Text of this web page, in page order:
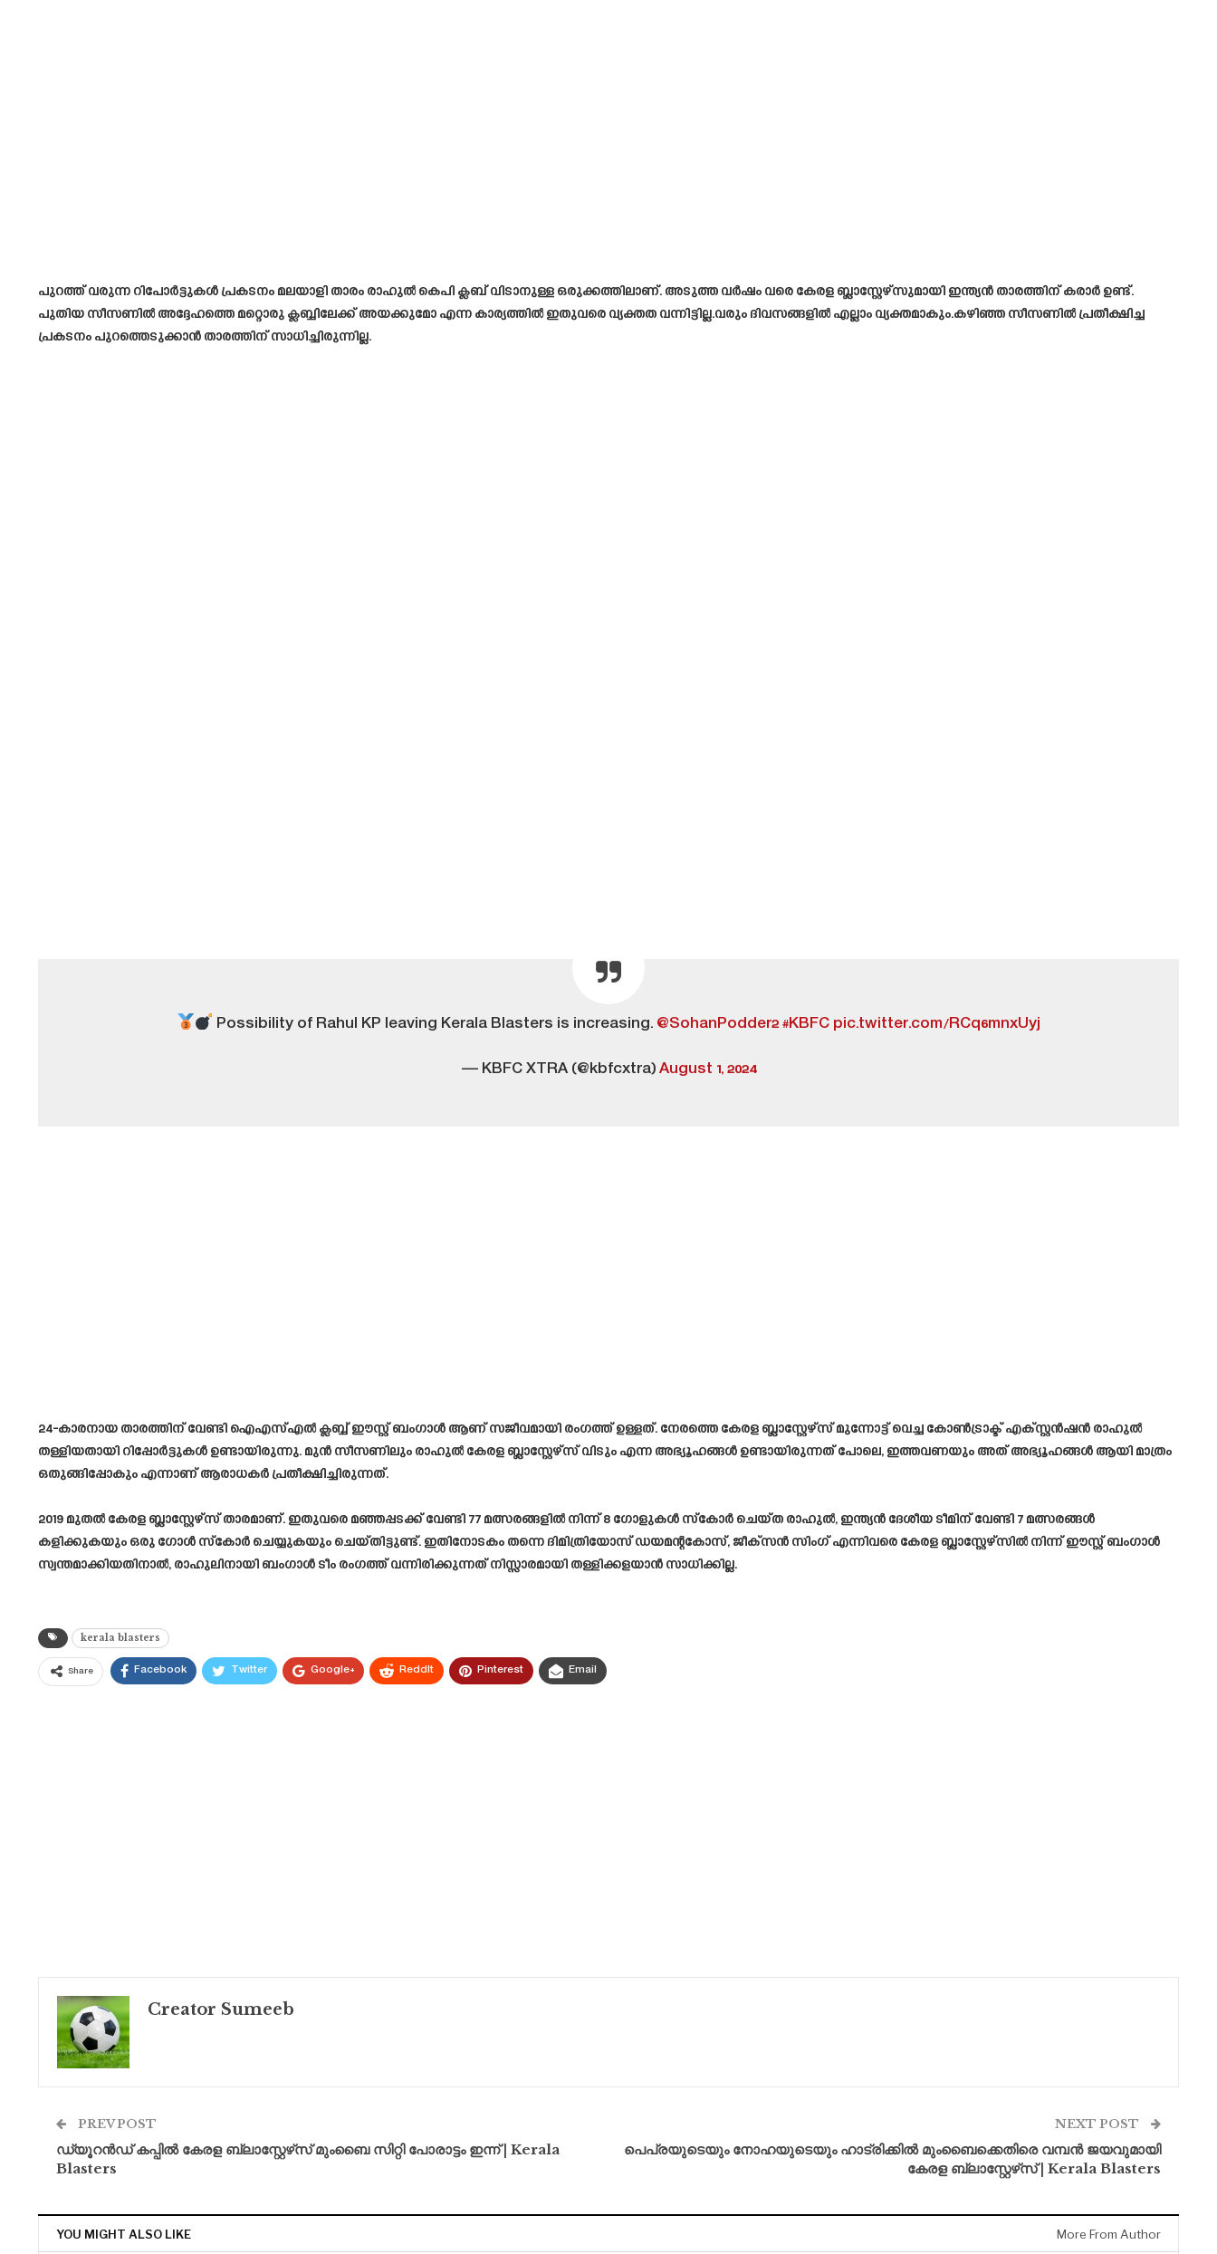
പുറത്ത് വരുന്ന റിപോർട്ടുകൾ പ്രകടനം മലയാളി താരം രാഹുൽ കെപി ക്ലബ് വിടാനുള്ള ഒരുക്കത്തിലാണ്. അടുത്ത വർഷം വരെ കേരള ബ്ലാസ്റ്റേഴ്സുമായി ഇന്ത്യൻ താരത്തിന് കരാർ ഉണ്ട്.
പുതിയ സീസണിൽ അദ്ദേഹത്തെ മറ്റൊരു ക്ലബ്ബിലേക്ക് അയക്കുമോ എന്ന കാര്യത്തിൽ ഇതുവരെ വ്യക്തത വന്നിട്ടില്ല.വരും ദിവസങ്ങളിൽ എല്ലാം വ്യക്തമാകും.കഴിഞ്ഞ സീസണിൽ പ്രതീക്ഷിച്ച
പ്രകടനം പുറത്തെടുക്കാൻ താരത്തിന് സാധിച്ചിരുന്നില്ല.
Possibility of Rahul KP leaving Kerala Blasters is increasing. @SohanPodder2 #KBFC pic.twitter.com/RCq6mnxUyj
— KBFC XTRA (@kbfcxtra) August 1, 2024
24-കാരനായ താരത്തിന് വേണ്ടി ഐഎസ്എൽ ക്ലബ്ബ് ഈസ്റ്റ് ബംഗാൾ ആണ് സജീവമായി രംഗത്ത് ഉള്ളത്. നേരത്തെ കേരള ബ്ലാസ്റ്റേഴ്സ് മുന്നോട്ട് വെച്ച കോൺട്രാക്ട് എക്സ്റ്റൻഷൻ രാഹുൽ
തള്ളിയതായി റിപ്പോർട്ടുകൾ ഉണ്ടായിരുന്നു. മുൻ സീസണിലും രാഹുൽ കേരള ബ്ലാസ്റ്റേഴ്സ് വിടും എന്ന അഭ്യൂഹങ്ങൾ ഉണ്ടായിരുന്നത് പോലെ, ഇത്തവണയും അത് അഭ്യൂഹങ്ങൾ ആയി മാത്രം
ഒതുങ്ങിപ്പോകും എന്നാണ് ആരാധകർ പ്രതീക്ഷിച്ചിരുന്നത്.
2019 മുതൽ കേരള ബ്ലാസ്റ്റേഴ്സ് താരമാണ്. ഇതുവരെ മഞ്ഞപ്പടക്ക് വേണ്ടി 77 മത്സരങ്ങളിൽ നിന്ന് 8 ഗോളുകൾ സ്കോർ ചെയ്ത രാഹുൽ, ഇന്ത്യൻ ദേശീയ ടീമിന് വേണ്ടി 7 മത്സരങ്ങൾ
കളിക്കുകയും ഒരു ഗോൾ സ്കോർ ചെയ്യുകയും ചെയ്തിട്ടുണ്ട്. ഇതിനോടകം തന്നെ ദിമിത്രിയോസ് ഡയമന്റകോസ്, ജീക്സൻ സിംഗ് എന്നിവരെ കേരള ബ്ലാസ്റ്റേഴ്സിൽ നിന്ന് ഈസ്റ്റ് ബംഗാൾ
സ്വന്തമാക്കിയതിനാൽ, രാഹുലിനായി ബംഗാൾ ടീം രംഗത്ത് വന്നിരിക്കുന്നത് നിസ്സാരമായി തള്ളിക്കളയാൻ സാധിക്കില്ല.
kerala blasters
Share Facebook Twitter Google+ ReddIt Pinterest Email
Creator Sumeeb
PREV POST
ഡ്യൂറൻഡ് കപ്പിൽ കേരള ബ്ലാസ്റ്റേഴ്‌സ് മുംബൈ സിറ്റി പോരാട്ടം ഇന്ന് | Kerala
Blasters
NEXT POST
പെപ്രയുടെയും നോഹയുടെയും ഹാട്രിക്കിൽ മുംബൈക്കെതിരെ വമ്പൻ ജയവുമായി
കേരള ബ്ലാസ്റ്റേഴ്‌സ് | Kerala Blasters
YOU MIGHT ALSO LIKE More From Author